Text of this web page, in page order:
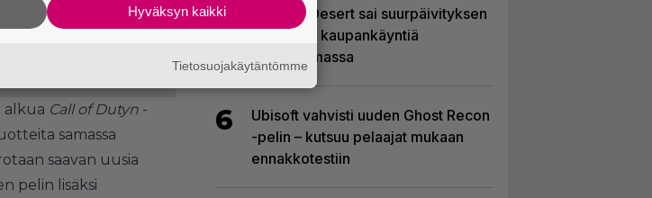
alkua Call of Dutyn -
samassa
saavan uusia
pelin lisäksi
5
Crimson Desert sai suurpäivityksen
– uudistaa kaupankäyntiä
pelimaailmassa
6
Ubisoft vahvisti uuden Ghost Recon
-pelin – kutsuu pelaajat mukaan
ennakkotestiin
Hyväksyn kaikki
Tietosuojakäytäntömme